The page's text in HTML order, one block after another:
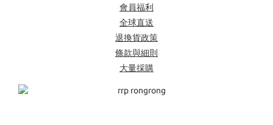
會員福利
全球直送
退換貨政策
條款與細則
大量採購